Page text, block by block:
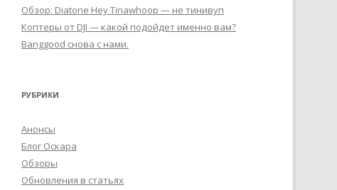
Обзор: Diatone Hey Tinawhoop — не тинивуп
Коптеры от DJI — какой подойдет именно вам?
Banggood снова с нами.
РУБРИКИ
Анонсы
Блог Оскара
Обзоры
Обновления в статьях